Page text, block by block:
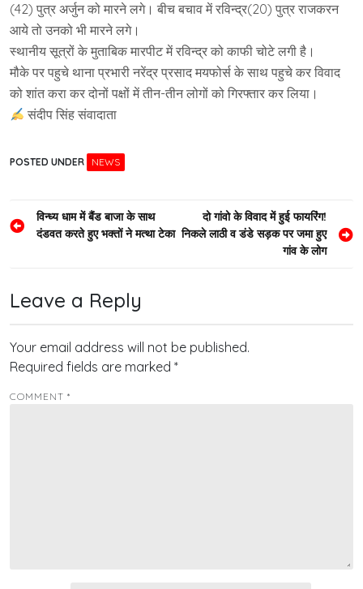
(42) पुत्र अर्जुन को मारने लगे। बीच बचाव में रविन्द्र(20) पुत्र राजकरन
आये तो उनको भी मारने लगे।
स्थानीय सूत्रों के मुताबिक मारपीट में रविन्द्र को काफी चोटे लगी है।
मौके पर पहुचे थाना प्रभारी नरेंद्र प्रसाद मयफोर्स के साथ पहुचे कर विवाद
को शांत करा कर दोनों पक्षों में तीन-तीन लोगों को गिरफ्तार कर लिया।
संदीप सिंह संवादाता
POSTED UNDER NEWS
Post
navigation
विन्ध्य धाम में बैंड बाजा के साथ
दंडवत करते हुए भक्तों ने मत्था टेका
दो गांवो के विवाद में हुई फायरिंग!
निकले लाठी व डंडे सड़क पर जमा हुए
गांव के लोग
Leave a Reply
Your email address will not be published.
Required fields are marked *
COMMENT *